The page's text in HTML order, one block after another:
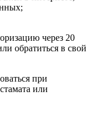
через 20
обратиться в свой
при
или